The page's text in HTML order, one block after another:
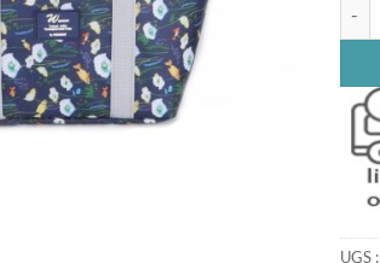
UGS :